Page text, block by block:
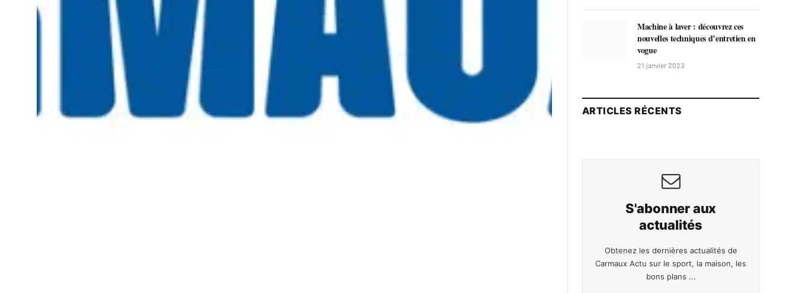
Machine à laver : découvrez ces
nouvelles techniques d’entretien en
vogue
21 janvier 2023
ARTICLES RÉCENTS
S'abonner aux
actualités
Obtenez les dernières actualités de
Carmaux Actu sur le sport, la maison, les
bons plans ...